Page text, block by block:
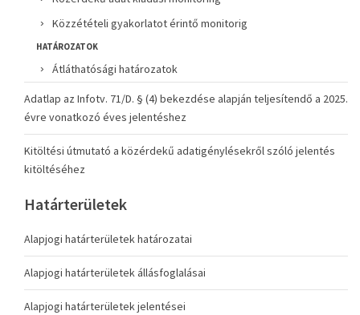
Közzétételi gyakorlatot érintő monitorig
HATÁROZATOK
Átláthatósági határozatok
Adatlap az Infotv. 71/D. § (4) bekezdése alapján teljesítendő a 2025.
évre vonatkozó éves jelentéshez
Kitöltési útmutató a közérdekű adatigénylésekről szóló jelentés
kitöltéséhez
Határterületek
Alapjogi határterületek határozatai
Alapjogi határterületek állásfoglalásai
Alapjogi határterületek jelentései